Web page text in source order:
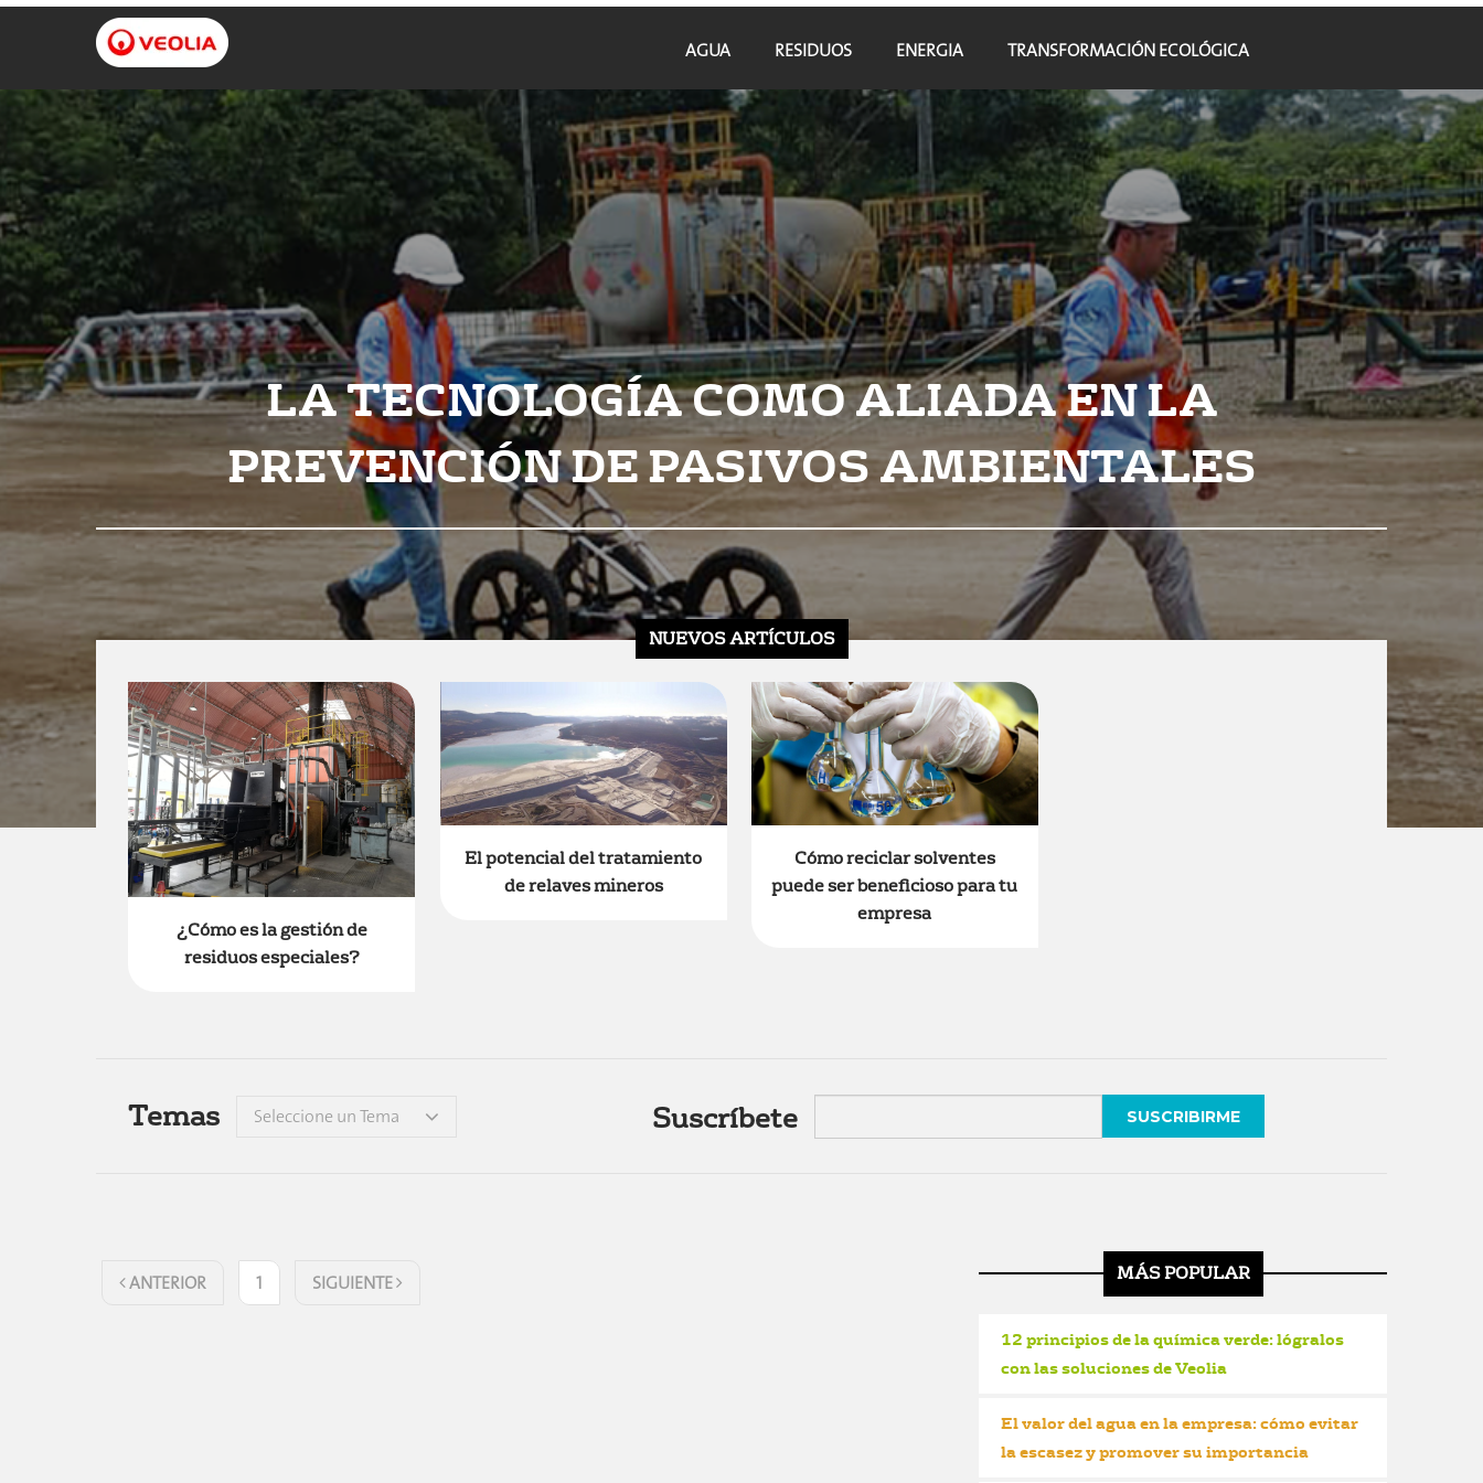
AGUA RESIDUOS ENERGIA TRANSFORMACIÓN ECOLÓGICA
LA TECNOLOGÍA COMO ALIADA EN LA
PREVENCIÓN DE PASIVOS AMBIENTALES
NUEVOS ARTÍCULOS
¿Cómo es la gestión de
residuos especiales?
El potencial del tratamiento
de relaves mineros
Cómo reciclar solventes
puede ser beneficioso para tu
empresa
Temas Seleccione un Tema Suscríbete
ANTERIOR 1 SIGUIENTE MÁS POPULAR
12 principios de la química verde: lógralos
con las soluciones de Veolia
El valor del agua en la empresa: cómo evitar
la escasez y promover su importancia